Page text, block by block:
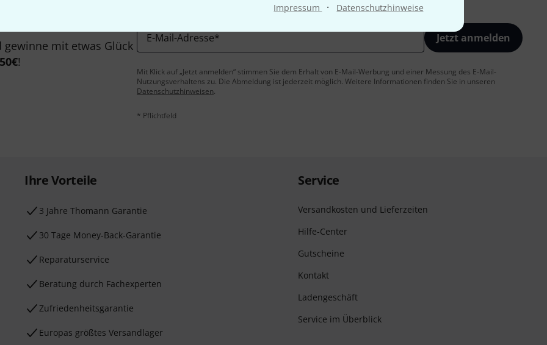
Impressum · Datenschutzhinweise
mit etwas Glück
50€!
E-Mail-Adresse* Jetzt anmelden
Mit Klick auf „Jetzt anmelden“ stimmen Sie dem Erhalt von E-Mail-Werbung und einer Messung des E-Mail-
Nutzungsverhaltens zu. Die Abmeldung ist jederzeit möglich. Weitere Informationen finden Sie in unseren
Datenschutzhinweisen.
* Pflichtfeld
Ihre Vorteile
3 Jahre Thomann Garantie
30 Tage Money-Back-Garantie
Reparaturservice
Beratung durch Fachexperten
Zufriedenheitsgarantie
Europas größtes Versandlager
Service
Versandkosten und Lieferzeiten
Hilfe-Center
Gutscheine
Kontakt
Ladengeschäft
Service im Überblick